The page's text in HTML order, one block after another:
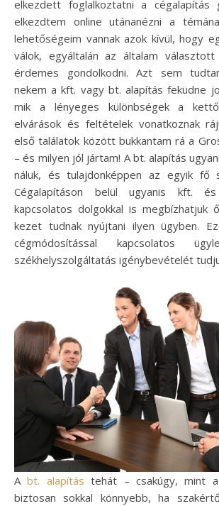
elkezdett foglalkoztatni a cégalapítás
elkezdtem online utánanézni a
lehetőségeim vannak azok kívül, hogy
válok, egyáltalán az általam
érdemes gondolkodni. Azt sem
nekem a kft. vagy bt. alapítás feküdne
mik a lényeges különbségek a
elvárások és feltételek vonatkoznak
első találatok között bukkantam rá a
– és milyen jól jártam! A bt. alapítás
náluk, és tulajdonképpen az egyik fő
Cégalapításon belül ugyanis kft.
kapcsolatos dolgokkal is megbízhatjuk
kezet tudnak nyújtani ilyen ügyben.
cégmódosítással kapcsolatos
székhelyszolgáltatás igénybevételét
Abt. alapítás tehát – csakúgy, mint
biztosan sokkal könnyebb, ha